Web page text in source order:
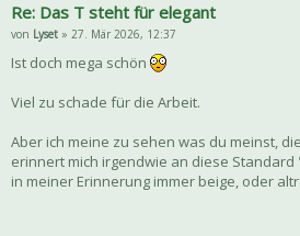
Re: Das T steht für elegant
von Lyset » 27. Mär 2026, 12:37
Ist doch mega schön
Viel zu schade für die Arbeit.
Aber ich meine zu sehen was du meinst,
erinnert mich irgendwie an diese
in meiner Erinnerung immer beige, oder